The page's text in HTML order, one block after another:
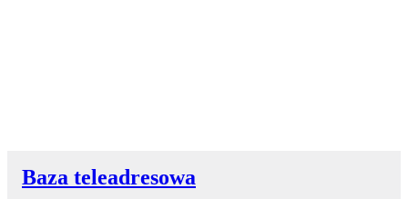
Baza teleadresowa